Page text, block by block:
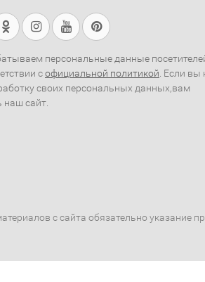
персональные данные
софициальной политикой . Если вы
своих персональных данных,вам
наш сайт.
с сайта обязательно указание